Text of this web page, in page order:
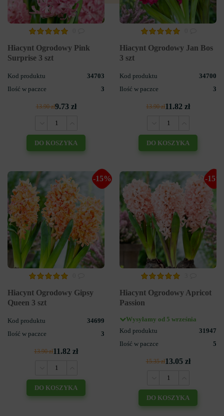
Hiacynt Ogrodowy Pink
Surprise 3 szt
Kod produktu
34703
Ilość w paczce
3
13.90 zł9.73 zł
DO KOSZYKA
Hiacynt Ogrodowy Jan Bos
3 szt
Kod produktu
34700
Ilość w paczce
3
13.90 zł11.82 zł
DO KOSZYKA
-15%
Hiacynt Ogrodowy Gipsy
Queen 3 szt
Kod produktu
34699
Ilość w paczce
3
13.90 zł11.82 zł
DO KOSZYKA
-15%
Hiacynt Ogrodowy Apricot
Passion
Wysyłamy od 5 września
Kod produktu
31947
Ilość w paczce
5
15.35 zł13.05 zł
DO KOSZYKA